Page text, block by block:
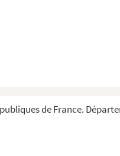
de France.
conventions de ...
et juge roy...